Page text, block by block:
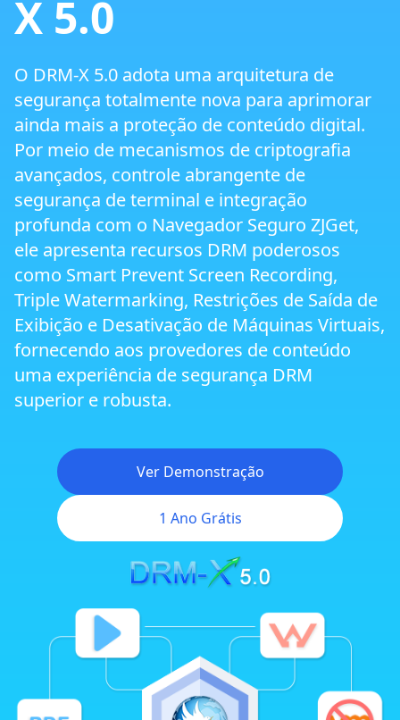
Navegador Seguro de Próxima Geração
Smart Prevent Screen Recording
Restrições de Saída de Display e Proteção
Multi-Tela
Proteção Triple Watermark
Proteção de Máquina Virtual e Cloud PC
DRM Cross-Platform
Integração Profunda com 1AICloud
Integração com Seu Website ou LMS
Diversos Modelos de Negócio e
Monetização
X 5.0
O DRM-X 5.0 adota uma arquitetura de
segurança totalmente nova para aprimorar
ainda mais a proteção de conteúdo digital.
Por meio de mecanismos de criptografia
avançados, controle abrangente de
segurança de terminal e integração
profunda com o Navegador Seguro ZJGet,
ele apresenta recursos DRM poderosos
como Smart Prevent Screen Recording,
Triple Watermarking, Restrições de Saída de
Exibição e Desativação de Máquinas Virtuais,
fornecendo aos provedores de conteúdo
uma experiência de segurança DRM
superior e robusta.
Ver Demonstração
1 Ano Grátis